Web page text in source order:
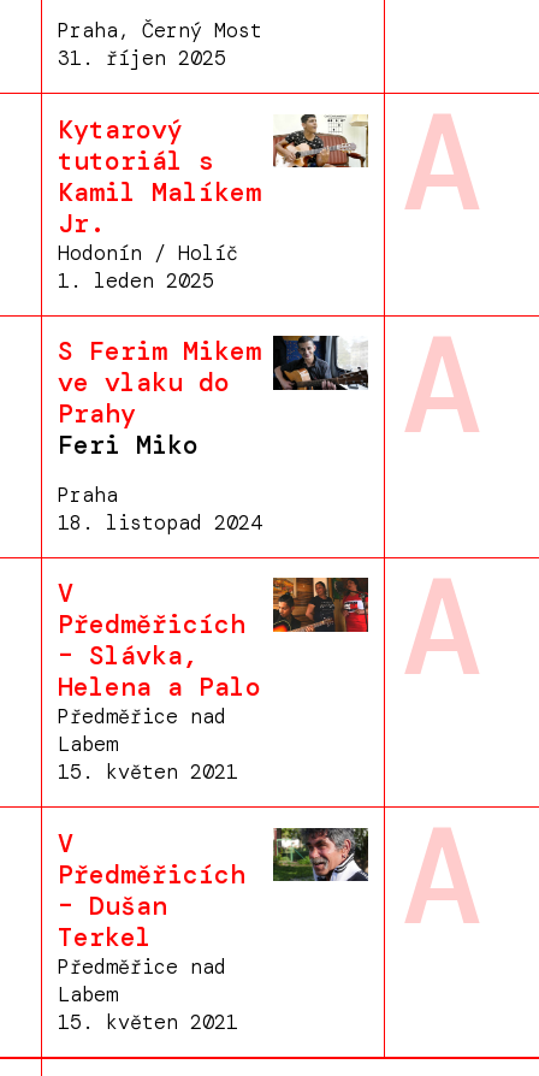
Praha, Černý Most
31. říjen 2025
Kytarový
tutoriál s
Kamil Malíkem
Jr.
Hodonín / Holíč
1. leden 2025
A
S Ferim Mikem
ve vlaku do
Prahy
Feri Miko
Praha
18. listopad 2024
A
V
Předměřicích
– Slávka,
Helena a Palo
Předměřice nad
Labem
15. květen 2021
A
V
Předměřicích
– Dušan
Terkel
Předměřice nad
Labem
15. květen 2021
A